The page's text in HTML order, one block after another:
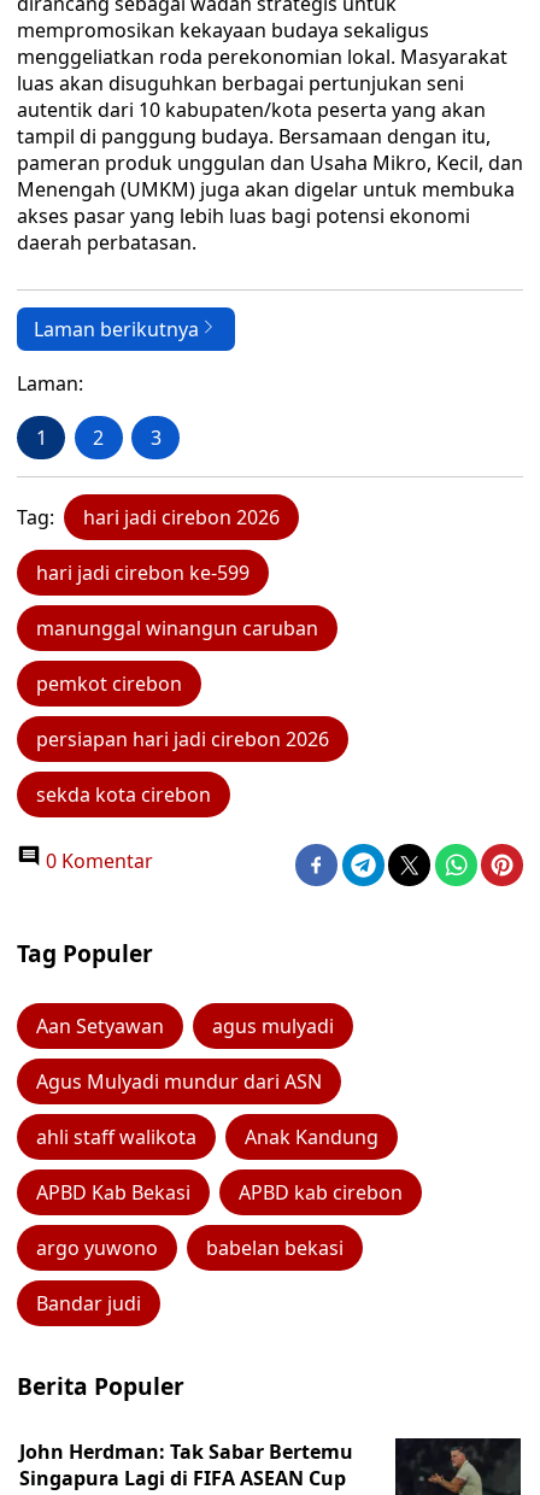
mempromosikan kekayaan budaya sekaligus
menggeliatkan roda perekonomian lokal. Masyarakat
luas akan disuguhkan berbagai pertunjukan seni
autentik dari 10 kabupaten/kota peserta yang akan
tampil di panggung budaya. Bersamaan dengan itu,
pameran produk unggulan dan Usaha Mikro, Kecil, dan
Menengah (UMKM) juga akan digelar untuk membuka
akses pasar yang lebih luas bagi potensi ekonomi
daerah perbatasan.
Laman berikutnya
Laman:
1 2 3
Tag: hari jadi cirebon 2026
hari jadi cirebon ke-599
manunggal winangun caruban
pemkot cirebon
persiapan hari jadi cirebon 2026
sekda kota cirebon
0 Komentar
Tag Populer
Aan Setyawan agus mulyadi
Agus Mulyadi mundur dari ASN
ahli staff walikota Anak Kandung
APBD Kab Bekasi APBD kab cirebon
argo yuwono babelan bekasi
Bandar judi
Berita Populer
John Herdman: Tak Sabar Bertemu
Singapura Lagi di FIFA ASEAN Cup